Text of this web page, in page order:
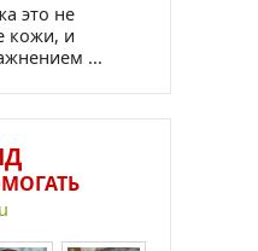
это не
кожи, и
...